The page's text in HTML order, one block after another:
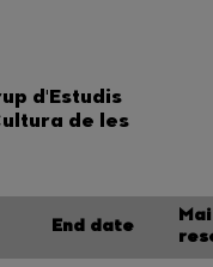
d'Estudis
de les
End date